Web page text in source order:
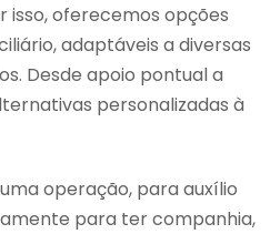
isso, oferecemos opções
adaptáveis a diversas
Desde apoio pontual a
personalizadas à
operação, para auxílio
para ter companhia,